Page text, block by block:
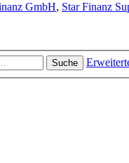
GmbH, Star Finanz
Suche